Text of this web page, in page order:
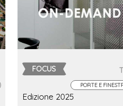
FOCUS
PORTE E
Edizione 2025